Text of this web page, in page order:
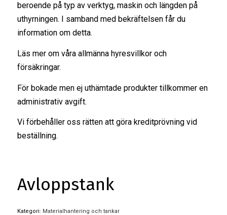
beroende på typ av verktyg, maskin och längden på
uthyrningen. I samband med bekräftelsen får du
information om detta.
Läs mer om våra allmänna hyresvillkoroch
försäkringar.
För bokade men ej uthämtade produkter tillkommer en
administrativ avgift.
Vi förbehåller oss rätten att göra kreditprövning vid
beställning.
Avloppstank
Kategori: Materialhantering och tankar